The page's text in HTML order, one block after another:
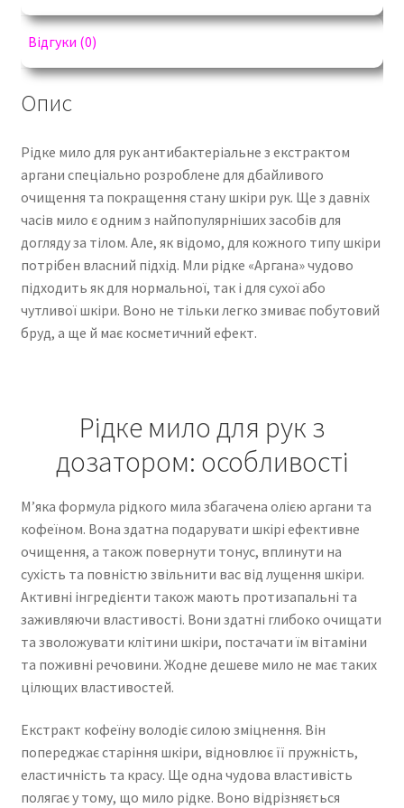
Відгуки (0)
Опис
Рідке мило для рук антибактеріальне з екстрактом
аргани спеціально розроблене для дбайливого
очищення та покращення стану шкіри рук. Ще з давніх
часів мило є одним з найпопулярніших засобів для
догляду за тілом. Але, як відомо, для кожного типу шкіри
потрібен власний підхід. Мли рідке «Аргана» чудово
підходить як для нормальної, так і для сухої або
чутливої шкіри. Воно не тільки легко змиває побутовий
бруд, а ще й має косметичний ефект.
Рідке мило для рук з
дозатором: особливості
М’яка формула рідкого мила збагачена олією аргани та
кофеїном. Вона здатна подарувати шкірі ефективне
очищення, а також повернути тонус, вплинути на
сухість та повністю звільнити вас від лущення шкіри.
Активні інгредієнти також мають протизапальні та
заживляючи властивості. Вони здатні глибоко очищати
та зволожувати клітини шкіри, постачати їм вітаміни
та поживні речовини. Жодне дешеве мило не має таких
цілющих властивостей.
Екстракт кофеїну володіє силою зміцнення. Він
попереджає старіння шкіри, відновлює її пружність,
еластичність та красу. Ще одна чудова властивість
полягає у тому, що мило рідке. Воно відрізняється